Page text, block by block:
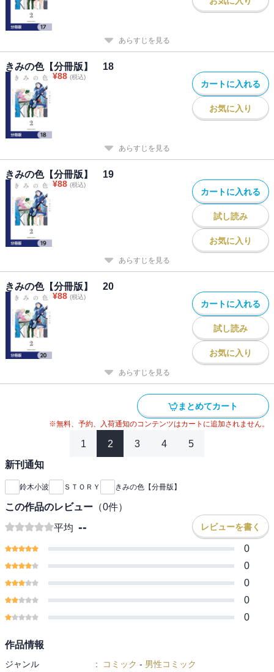
あらすじを見る
きみの色【分冊版】 18
¥88 (税込)
カートに入れる
お気に入り
あらすじを見る
きみの色【分冊版】 19
¥88 (税込)
カートに入れる
試し読み
お気に入り
あらすじを見る
きみの色【分冊版】 20
¥88 (税込)
カートに入れる
試し読み
お気に入り
あらすじを見る
まとめてカート
※無料、予約、入荷通知のコンテンツはカートに追加されません。
1 2 3 4 5
新刊通知
鈴木小波 ＳＴＯＲＹ きみの色【分冊版】
この作品のレビュー （0件）
平均 -- レビューを書く
0
0
0
0
0
作品情報
ジャンル : コミック - 男性コミック